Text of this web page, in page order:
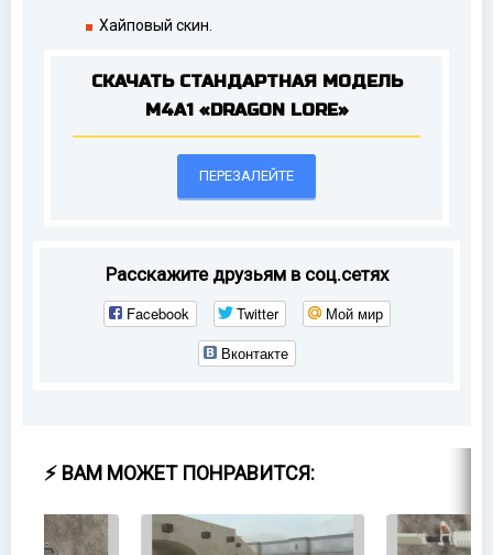
Хайповый скин.
СКАЧАТЬ СТАНДАРТНАЯ МОДЕЛЬ
M4A1 «DRAGON LORE»
ПЕРЕЗАЛЕЙТЕ
Расскажите друзьям в соц.сетях
Facebook Twitter
Мой мир
Вконтакте
⚡ ВАМ МОЖЕТ ПОНРАВИТСЯ: